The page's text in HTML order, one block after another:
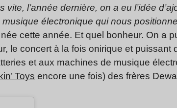
vite, l’année dernière, on a eu l’idée
électronique qui nous positionne
cette année. Et quel bonheur. On a
le concert à la fois onirique et puissant
et aux machines de musique
Toys encore une fois) des frères